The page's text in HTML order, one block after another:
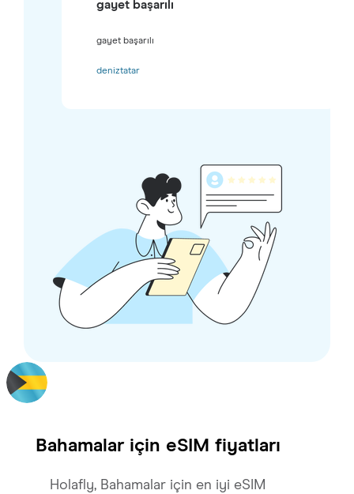
gayet başarılı
gayet başarılı
deniztatar
Bahamalariçin eSIM fiyatları
Holafly, Bahamalar için en iyi eSIM